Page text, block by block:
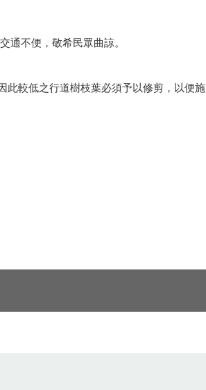
不便，敬希民眾曲諒。
較低之行道樹枝葉必須予以修剪，以便施